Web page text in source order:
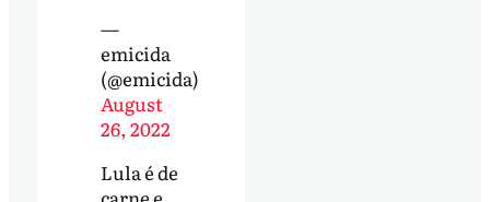
—
emicida
(@emicida)
August
26, 2022
Lula é de